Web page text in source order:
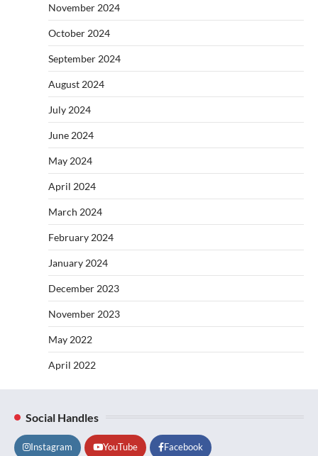
November 2024
October 2024
September 2024
August 2024
July 2024
June 2024
May 2024
April 2024
March 2024
February 2024
January 2024
December 2023
November 2023
May 2022
April 2022
Social Handles
Instagram YouTube Facebook